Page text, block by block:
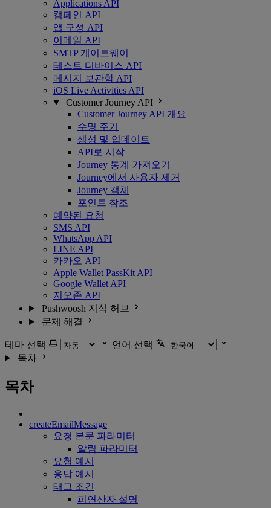
Applications API
캠페인 API
앱 구성 API
이메일 API
SMTP 게이트웨이
테스트 디바이스 API
메시지 보관함 API
iOS Live Activities API
Customer Journey API
Customer Journey API 개요
수명 주기
생성 및 업데이트
API로 시작
Journey 통계 가져오기
Journey에서 사용자 제거
Journey 객체
포인트 참조
예약된 요청
SMS API
WhatsApp API
LINE API
카카오 API
Apple Wallet PassKit API
Google Wallet API
지오존 API
Pushwoosh 지식 허브
문제 해결
테마 선택
언어 선택
목차
목차
createEmailMessage
요청 본문 파라미터
알림 파라미터
요청 예시
응답 예시
태그 조건
피연산자 설명